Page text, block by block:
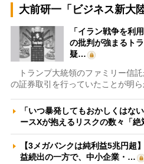
大前研一「ビジネス新大
「イラン戦争を利
の批判が強まるト
疑…
トランプ大統領のファミリー信
の証券取引を行っていたことが明
「いつ暴発してもおかしくはな
ースXが抱えるリスクの数々「
【3メガバンクは純利益5兆円超
益続出の一方で、中小企業・…